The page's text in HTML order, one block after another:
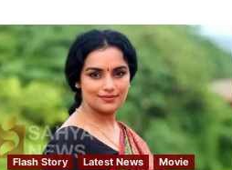
Flash Story Latest News Movie